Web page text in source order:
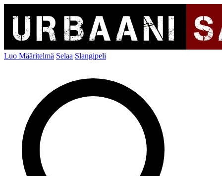
Luo Määritelmä Selaa Slangipeli